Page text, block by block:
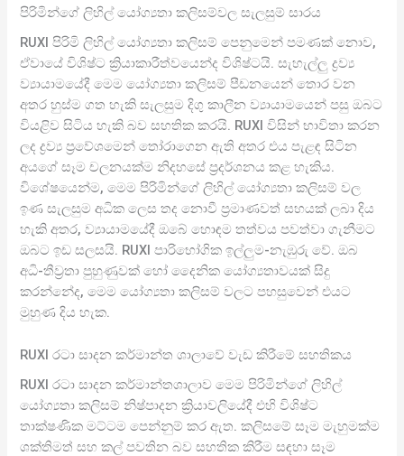
පිරිමින්ගේ ලිහිල් යෝග්‍යතා කලිසම්වල සැලසුම් සාරය
RUXI පිරිමි ලිහිල් යෝග්‍යතා කලිසම් පෙනුමෙන් පමණක් නොව,
ඒවායේ විශිෂ්ට ක්‍රියාකාරීත්වයෙන්ද විශිෂ්ටයි. සැහැල්ලු ද්‍රව්‍ය
ව්‍යායාමයේදී මෙම යෝග්‍යතා කලිසම් පීඩනයෙන් තොර වන
අතර හුස්ම ගත හැකි සැලසුම දිගු කාලීන ව්‍යායාමයෙන් පසු ඔබට
වියළිව සිටිය හැකි බව සහතික කරයි. RUXI විසින් භාවිතා කරන
ලද ද්‍රව්‍ය ප්‍රවේශමෙන් තෝරාගෙන ඇති අතර එය පැළඳ සිටින
අයගේ සෑම චලනයක්ම නිදහසේ ප්‍රදර්ශනය කළ හැකිය.
විශේෂයෙන්ම, මෙම පිරිමින්ගේ ලිහිල් යෝග්‍යතා කලිසම් වල
ඉණ සැලසුම අධික ලෙස තද නොවී ප්‍රමාණවත් සහයක් ලබා දිය
හැකි අතර, ව්‍යායාමයේදී ඔබේ හොඳම තත්වය පවත්වා ගැනීමට
ඔබට ඉඩ සලසයි. RUXI පාරිභෝගික ඉල්ලුම-නැඹුරු වේ. ඔබ
අධි-තීව්‍රතා පුහුණුවක් හෝ දෛනික යෝග්‍යතාවයක් සිදු
කරන්නේද, මෙම යෝග්‍යතා කලිසම් වලට පහසුවෙන් එයට
මුහුණ දිය හැක.
RUXI රටා සාදන කර්මාන්ත ශාලාවේ වැඩ කිරීමේ සහතිකය
RUXI රටා සාදන කර්මාන්තශාලාව මෙම පිරිමින්ගේ ලිහිල්
යෝග්‍යතා කලිසම් නිෂ්පාදන ක්‍රියාවලියේදී එහි විශිෂ්ට
තාක්ෂණික මට්ටම පෙන්නුම් කර ඇත. කලිසමේ සෑම මැහුමක්ම
ශක්තිමත් සහ කල් පවතින බව සහතික කිරීම සඳහා සෑම